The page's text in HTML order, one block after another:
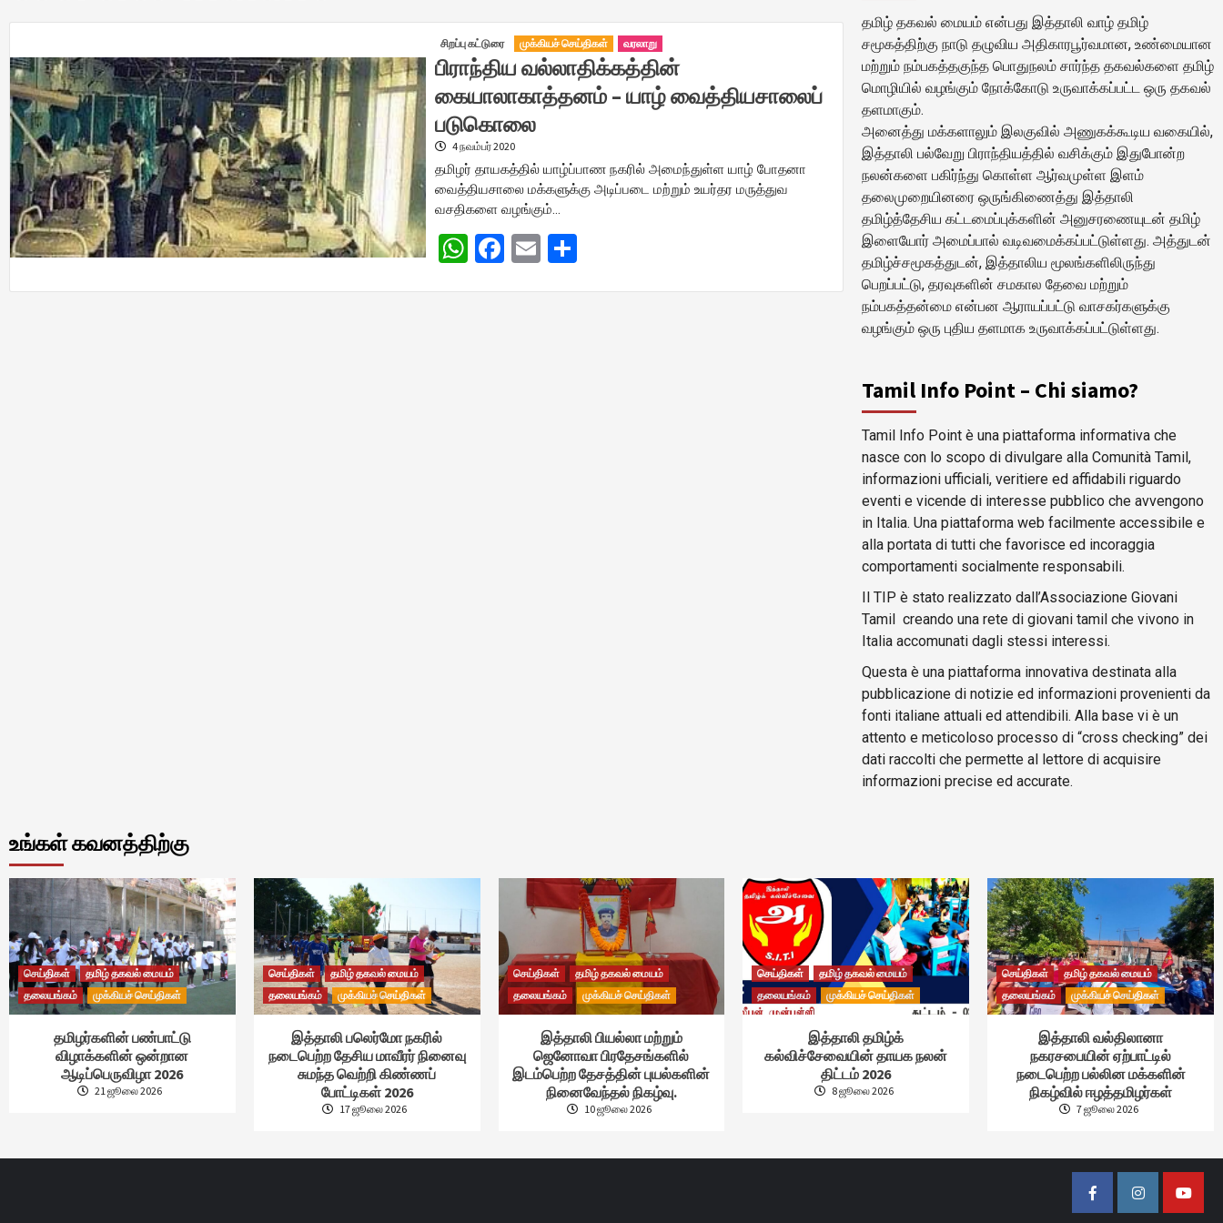
சிறப்பு கட்டுரை முக்கியச் செய்திகள் வரலாறு
பிராந்திய வல்லாதிக்கத்தின்
கையாலாகாத்தனம் – யாழ் வைத்தியசாலைப்
படுகொலை
4 நவம்பர் 2020
தமிழர் தாயகத்தில் யாழ்ப்பாண நகரில் அமைந்துள்ள யாழ் போதனா
வைத்தியசாலை மக்களுக்கு அடிப்படை மற்றும் உயர்தர மருத்துவ
வசதிகளை வழங்கும்…
WhatsApp
Facebook
Email
தமிழ் தகவல் மையம் என்பது இத்தாலி வாழ் தமிழ்
சமூகத்திற்கு நாடு தழுவிய அதிகாரபூர்வமான, உண்மையான
மற்றும் நம்பகத்தகுந்த பொதுநலம் சார்ந்த தகவல்களை தமிழ்
மொழியில் வழங்கும் நோக்கோடு உருவாக்கப்பட்ட ஒரு தகவல்
தளமாகும்.
அனைத்து மக்களாலும் இலகுவில் அணுகக்கூடிய வகையில்,
இத்தாலி பல்வேறு பிராந்தியத்தில் வசிக்கும் இதுபோன்ற
நலன்களை பகிர்ந்து கொள்ள ஆர்வமுள்ள இளம்
தலைமுறையினரை ஒருங்கிணைத்து இத்தாலி
தமிழ்த்தேசிய கட்டமைப்புக்களின் அனுசரணையுடன் தமிழ்
இளையோர் அமைப்பால் வடிவமைக்கப்பட்டுள்ளது. அத்துடன்
தமிழ்ச்சமூகத்துடன், இத்தாலிய மூலங்களிலிருந்து
பெறப்பட்டு, தரவுகளின் சமகால தேவை மற்றும்
நம்பகத்தன்மை என்பன ஆராயப்பட்டு வாசகர்களுக்கு
வழங்கும் ஒரு புதிய தளமாக உருவாக்கப்பட்டுள்ளது.
Tamil Info Point – Chi siamo?
Tamil Info Point è una piattaforma informativa che
nasce con lo scopo di divulgare alla Comunità Tamil,
informazioni ufficiali, veritiere ed affidabili riguardo
eventi e vicende di interesse pubblico che avvengono
in Italia. Una piattaforma web facilmente accessibile e
alla portata di tutti che favorisce ed incoraggia
comportamenti socialmente responsabili.
Il TIP è stato realizzato dall’Associazione Giovani
Tamil creando una rete di giovani tamil che vivono in
Italia accomunati dagli stessi interessi.
Questa è una piattaforma innovativa destinata alla
pubblicazione di notizie ed informazioni provenienti da
fonti italiane attuali ed attendibili. Alla base vi è un
attento e meticoloso processo di “cross checking” dei
dati raccolti che permette al lettore di acquisire
informazioni precise ed accurate.
உங்கள் கவனத்திற்கு
செய்திகள்
தமிழ் தகவல் மையம்
தலையங்கம்
முக்கியச் செய்திகள்
தமிழர்களின் பண்பாட்டு
விழாக்களின் ஒன்றான
ஆடிப்பெருவிழா 2026
21 ஜூலை 2026
செய்திகள்
தமிழ் தகவல் மையம்
தலையங்கம்
முக்கியச் செய்திகள்
இத்தாலி பலெர்மோ நகரில்
நடைபெற்ற தேசிய மாவீரர் நினைவு
சுமந்த வெற்றி கிண்ணப்
போட்டிகள் 2026
17 ஜூலை 2026
செய்திகள்
தமிழ் தகவல் மையம்
தலையங்கம்
முக்கியச் செய்திகள்
இத்தாலி பியல்லா மற்றும்
ஜெனோவா பிரதேசங்களில்
இடம்பெற்ற தேசத்தின் புயல்களின்
நினைவேந்தல் நிகழ்வு.
10 ஜூலை 2026
செய்திகள்
தமிழ் தகவல் மையம்
தலையங்கம்
முக்கியச் செய்திகள்
இத்தாலி தமிழ்க்
கல்விச்சேவையின் தாயக நலன்
திட்டம் 2026
8 ஜூலை 2026
செய்திகள்
தமிழ் தகவல் மையம்
தலையங்கம்
முக்கியச் செய்திகள்
இத்தாலி வல்திலானா
நகரசபையின் ஏற்பாட்டில்
நடைபெற்ற பல்லின மக்களின்
நிகழ்வில் ஈழத்தமிழர்கள்
7 ஜூலை 2026
FacebookInstagram